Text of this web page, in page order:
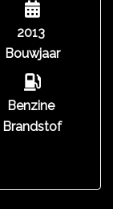
2013
Bouwjaar
Benzine
Brandstof